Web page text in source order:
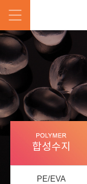
합성수지
PE/EVA